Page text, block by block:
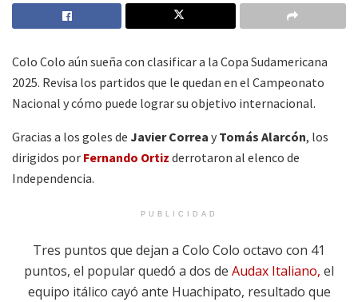
Colo Colo aún sueña con clasificar a la Copa Sudamericana
2025. Revisa los partidos que le quedan en el Campeonato
Nacional y cómo puede lograr su objetivo internacional.
Gracias a los goles de Javier Correa y Tomás Alarcón, los
dirigidos por Fernando Ortiz derrotaron al elenco de
Independencia.
PUBLICIDAD
Tres puntos que dejan a Colo Colo octavo con 41
puntos, el popular quedó a dos de Audax Italiano, el
equipo itálico cayó ante Huachipato, resultado que